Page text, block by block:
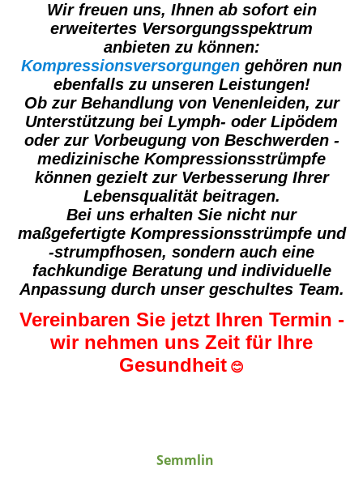
Wir freuen uns, Ihnen ab sofort ein
erweitertes Versorgungsspektrum
anbieten zu können:
Kompressionsversorgungen gehören nun
ebenfalls zu unseren Leistungen!
Ob zur Behandlung von Venenleiden, zur
Unterstützung bei Lymph- oder Lipödem
oder zur Vorbeugung von Beschwerden -
medizinische Kompressionsstrümpfe
können gezielt zur Verbesserung Ihrer
Lebensqualität beitragen.
Bei uns erhalten Sie nicht nur
maßgefertigte Kompressionsstrümpfe und
-strumpfhosen, sondern auch eine
fachkundige Beratung und individuelle
Anpassung durch unser geschultes Team.
Vereinbaren Sie jetzt Ihren Termin -
wir nehmen uns Zeit für Ihre
Gesundheit 😊
Semmlin